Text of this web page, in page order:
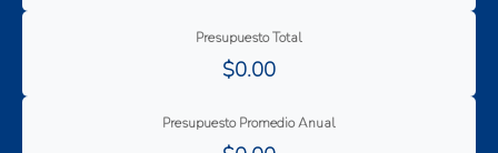
Presupuesto Total
$0.00
Presupuesto Promedio Anual